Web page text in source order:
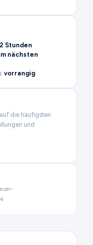
Stunden
nächsten
vorrangig
die häufigsten
und